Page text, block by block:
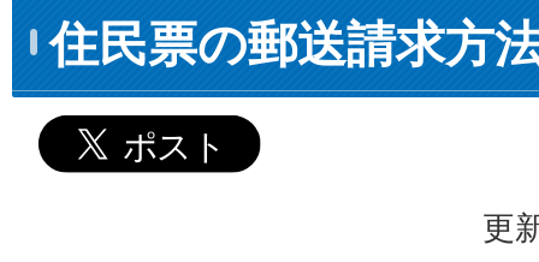
住民票の郵送請求方
更